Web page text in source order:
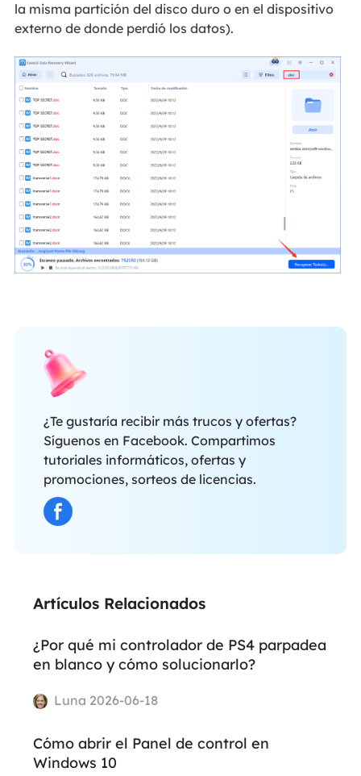
la misma partición del disco duro o en el dispositivo
externo de donde perdió los datos).
¿Te gustaría recibir más trucos y ofertas?
Síguenos en Facebook. Compartimos
tutoriales informáticos, ofertas y
promociones, sorteos de licencias.
Artículos Relacionados
¿Por qué mi controlador de PS4 parpadea
en blanco y cómo solucionarlo?
Luna 2026-06-18
Cómo abrir el Panel de control en
Windows 10